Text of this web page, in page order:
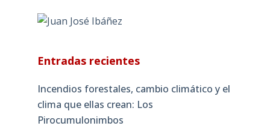
Entradas recientes
Incendios forestales, cambio climático y el
clima que ellas crean: Los
Pirocumulonimbos